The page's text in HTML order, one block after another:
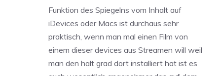
Funktion des Spiegelns vom Inhalt auf
iDevices oder Macs ist durchaus sehr
praktisch, wenn man mal einen Film von
einem dieser devices aus Streamen will weil
man den halt grad dort installiert hat ist es